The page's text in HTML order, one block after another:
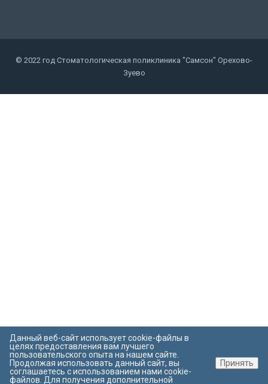
© 2022 год Стоматологическая поликлиника "Самсон" Орехово-
Зуево
Данный веб-сайт использует cookie-файлы в
целях предоставления вам лучшего
пользовательского опыта на нашем сайте.
Продолжая использовать данный сайт, вы
соглашаетесь с использованием нами cookie-
файлов. Для получения дополнительной
Принять